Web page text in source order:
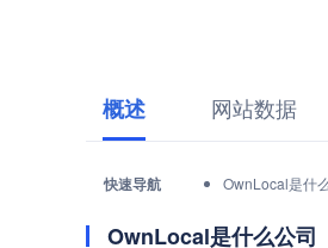
概述 网站数据
快速导航 OwnLocal是什
OwnLocal是什么公司